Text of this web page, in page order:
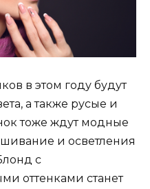
в этом году будут
а также русые и
тоже ждут модные
и осветления
с
оттенками станет